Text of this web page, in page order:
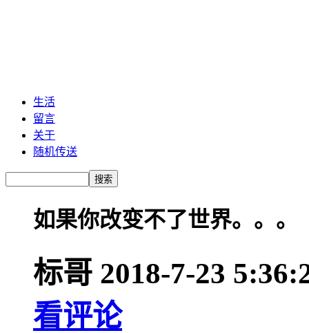
生活
留言
关于
随机传送
如果你改变不了世界。。。
标哥 2018-7-23
看评论